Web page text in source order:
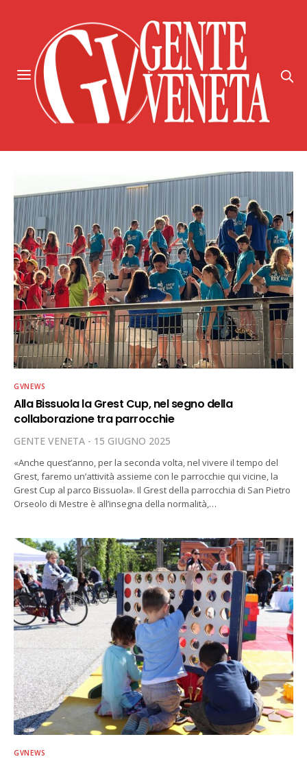
GVNEWS
Alla Bissuola la Grest Cup, nel segno della
collaborazione tra parrocchie
GENTE VENETA 15 GIUGNO 2025
«Anche quest’anno, per la seconda volta, nel vivere il tempo del
Grest, faremo un’attività assieme con le parrocchie qui vicine, la
Grest Cup al parco Bissuola». Il Grest della parrocchia di San Pietro
Orseolo di Mestre è all’insegna della normalità,…
GVNEWS